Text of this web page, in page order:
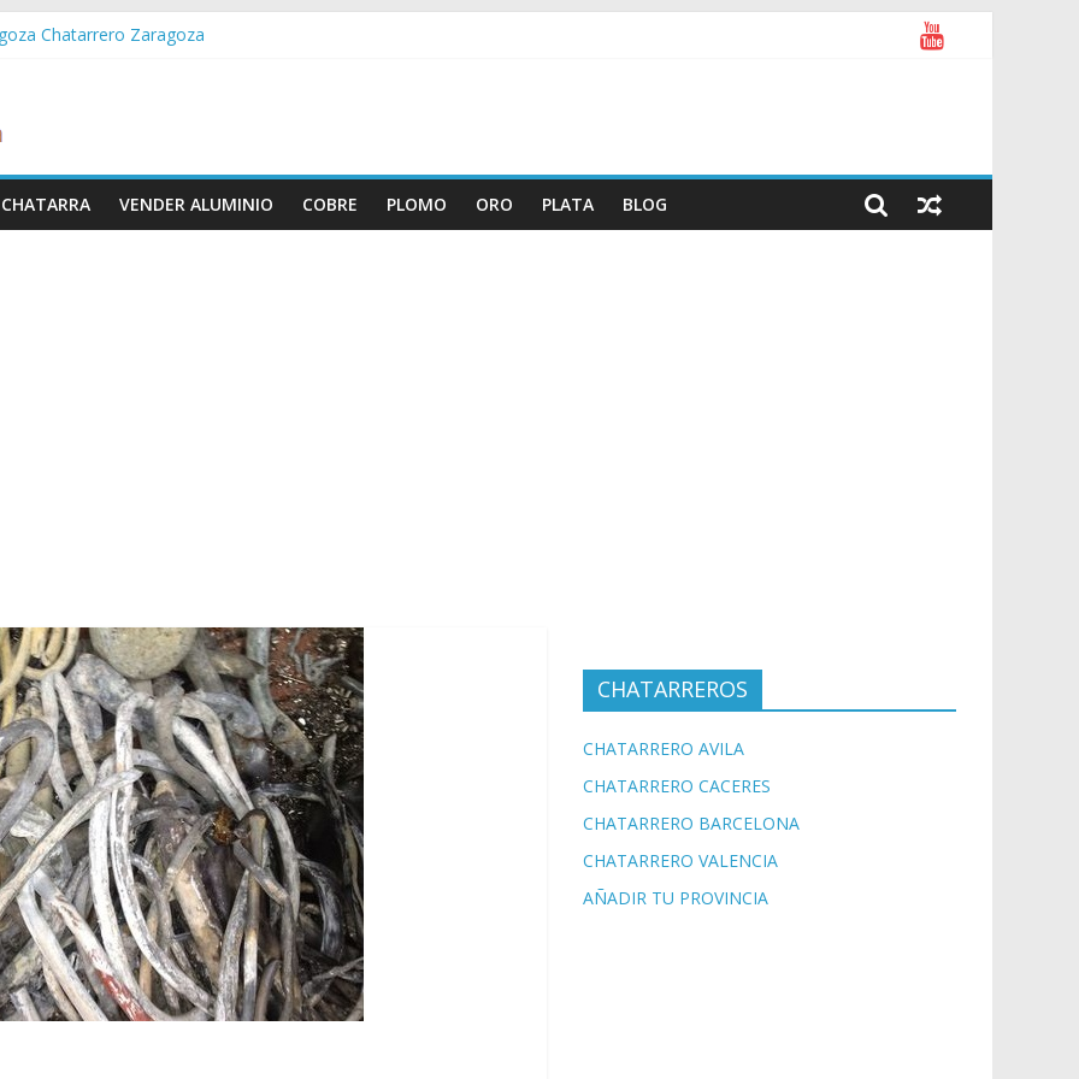
Chatarrero Zaragoza
Chatarrero Vilueña
Chatarrero Zuera
VENDER ALUMINIO COBRE PLOMO ORO PLATA BLOG
CHATARREROS
CHATARRERO AVILA
CHATARRERO CACERES
CHATARRERO BARCELONA
CHATARRERO VALENCIA
AÑADIR TU PROVINCIA